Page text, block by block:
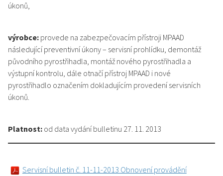
úkonů,
výrobce: provede na zabezpečovacím přístroji MPAAD
následující preventivní úkony – servisní prohlídku, demontáž
původního pyrostřihadla, montáž nového pyrostřihadla a
výstupní kontrolu, dále otnačí přístroj MPAAD i nové
pyrostřihadlo označením dokladujícím provedení servisních
úkonů.
Platnost: od data vydání bulletinu 27. 11. 2013
Servisní bulletin č. 11-11-2013 Obnovení provádění